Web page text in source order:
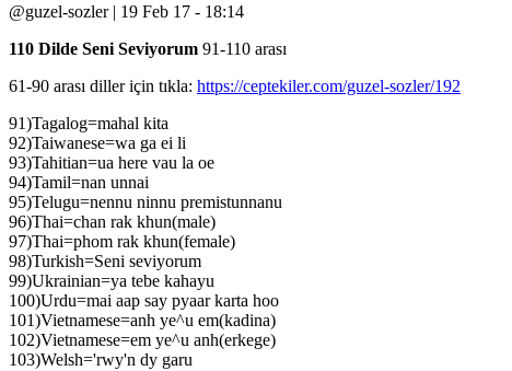
@guzel-sozler | 19 Feb 17 - 18:14
110 Dilde Seni Seviyorum 91-110 arası
61-90 arası diller için tıkla: https://ceptekiler.com/guzel-sozler/192
91)Tagalog=mahal kita
92)Taiwanese=wa ga ei li
93)Tahitian=ua here vau la oe
94)Tamil=nan unnai
95)Telugu=nennu ninnu premistunnanu
96)Thai=chan rak khun(male)
97)Thai=phom rak khun(female)
98)Turkish=Seni seviyorum
99)Ukrainian=ya tebe kahayu
100)Urdu=mai aap say pyaar karta hoo
101)Vietnamese=anh ye^u em(kadina)
102)Vietnamese=em ye^u anh(erkege)
103)Welsh='rwy'n dy garu